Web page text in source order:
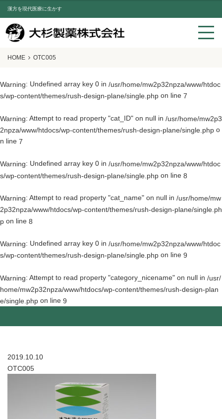
漢方を現代医療に生かす
HOME OTC005
Warning: Undefined array key 0 in /usr/home/mw2p32npza/www/htdoc
s/wp-content/themes/rush-design-plane/single.php on line 7
Warning: Attempt to read property "cat_ID" on null in /usr/home/mw2p3
2npza/www/htdocs/wp-content/themes/rush-design-plane/single.php o
n line 7
Warning: Undefined array key 0 in /usr/home/mw2p32npza/www/htdoc
s/wp-content/themes/rush-design-plane/single.php on line 8
Warning: Attempt to read property "cat_name" on null in /usr/home/mw
2p32npza/www/htdocs/wp-content/themes/rush-design-plane/single.ph
p on line 8
Warning: Undefined array key 0 in /usr/home/mw2p32npza/www/htdoc
s/wp-content/themes/rush-design-plane/single.php on line 9
Warning: Attempt to read property "category_nicename" on null in /usr/
home/mw2p32npza/www/htdocs/wp-content/themes/rush-design-plan
e/single.php on line 9
2019.10.10
OTC005